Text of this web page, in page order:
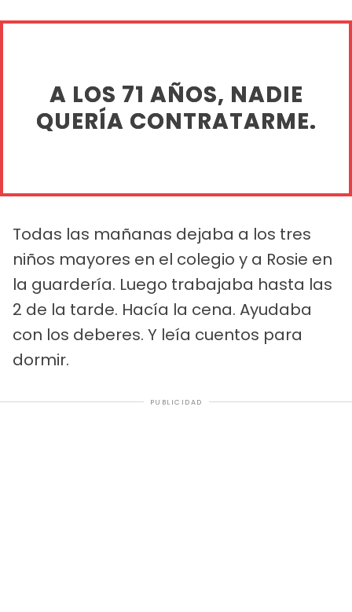
A LOS 71 AÑOS, NADIE
QUERÍA CONTRATARME.
Todas las mañanas dejaba a los tres
niños mayores en el colegio y a Rosie en
la guardería. Luego trabajaba hasta las
2 de la tarde. Hacía la cena. Ayudaba
con los deberes. Y leía cuentos para
dormir.
PUBLICIDAD